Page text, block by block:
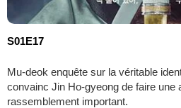
S01E17
Mu-deok enquête sur la véritable
convainc Jin Ho-gyeong de faire une
rassemblement important.